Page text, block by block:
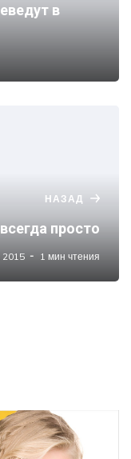
в
НАЗАД
просто
2015 1 мин чтения